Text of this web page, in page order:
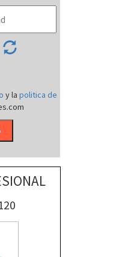
y lapolitica de